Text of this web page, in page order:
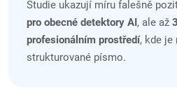
Studie ukazují míru falešně
pro obecné detektory AI, ale až
profesionálním prostředí, kde je
strukturované písmo.